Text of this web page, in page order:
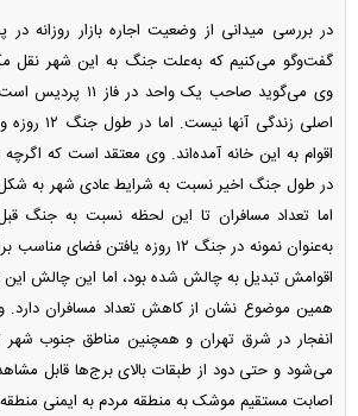
در بررسی میدانی از وضعیت اجاره بازار روزانه در
گفت‌و‌گو می‌کنیم که به‌علت جنگ به این شهر نقل
وی می‌گوید صاحب یک
اصلی زندگی
اقوام به این خانه آمده‌اند. وی معتقد است که
در طول جنگ اخیر نسبت به شرایط عادی شهر به
اما تعداد مسافران تا این لحظه نسبت به جنگ
به‌عنوان نمونه در جنگ ۱۲ روزه یافتن
اقوامش تبدیل به چالش شده بود، اما این چالش این
همین موضوع نشان از کاهش تعداد مسافران
انفجار در شرق تهران و همچنین مناطق جنوب
می‌شود و حتی دود از طبقات بالای برج‌ها قابل
اصابت مستقیم موشک به منطقه مردم به ایمنی منطقه